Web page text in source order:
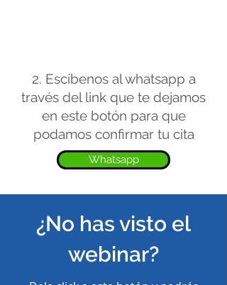
2. Escíbenos al whatsapp a
través del link que te dejamos
en este botón para que
podamos confirmar tu cita
Whatsapp
¿No has visto el
webinar?